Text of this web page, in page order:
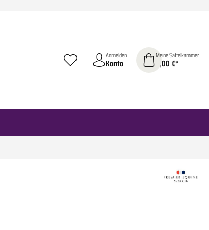
Anmelden
Konto
Meine Sattelkammer
0,00 €*